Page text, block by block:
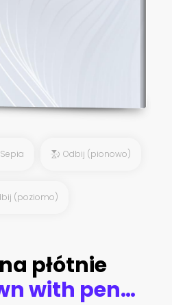
Sepia Odbij (pionowo)
(poziomo)
płótnie
Hand drawn with pencil watercolor Space Background for Kids. Cartoon Rockets, Planets, Stars, Astronaut, Comets and UFOs.